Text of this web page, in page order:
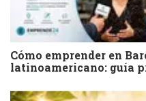
Cómo emprender en
latinoamericano: guía